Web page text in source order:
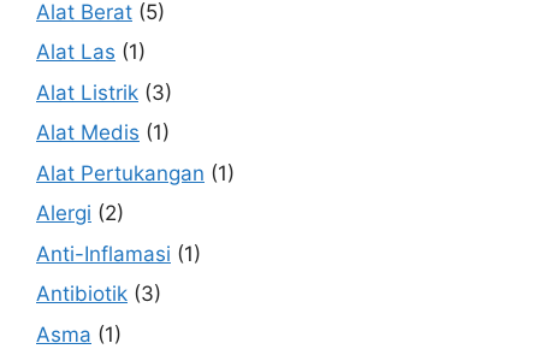
Alat Berat (5)
Alat Las (1)
Alat Listrik (3)
Alat Medis (1)
Alat Pertukangan (1)
Alergi (2)
Anti-Inflamasi (1)
Antibiotik (3)
Asma (1)